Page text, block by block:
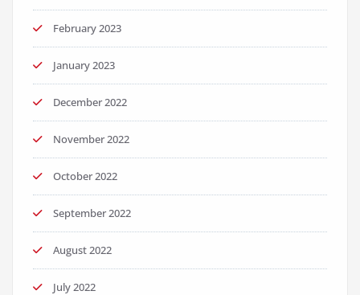
February 2023
January 2023
December 2022
November 2022
October 2022
September 2022
August 2022
July 2022